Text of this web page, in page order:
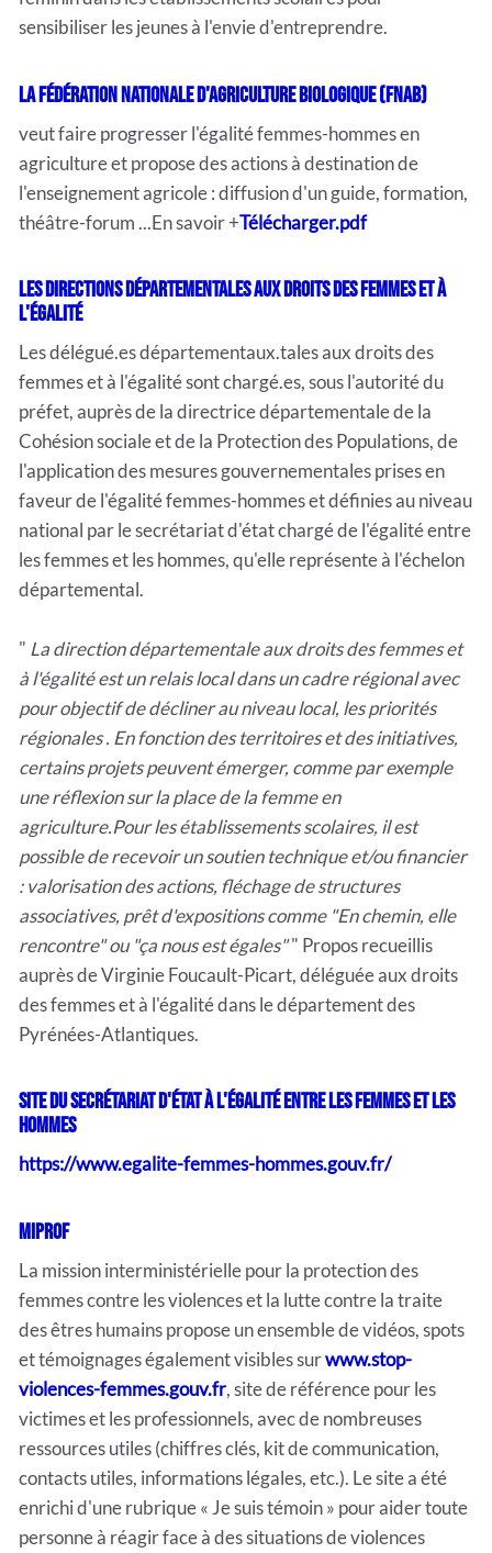
sensibiliser les jeunes à l'envie d'entreprendre.
La Fédération Nationale d'Agriculture Biologique (FNAB)
veut faire progresser l'égalité femmes-hommes en
agriculture et propose des actions à destination de
l'enseignement agricole : diffusion d'un guide, formation,
théâtre-forum ...En savoir +Télécharger.pdf
Les directions départementales aux droits des femmes et à
l'égalité
Les délégué.es départementaux.tales aux droits des
femmes et à l'égalité sont chargé.es, sous l'autorité du
préfet, auprès de la directrice départementale de la
Cohésion sociale et de la Protection des Populations, de
l'application des mesures gouvernementales prises en
faveur de l'égalité femmes-hommes et définies au niveau
national par le secrétariat d'état chargé de l'égalité entre
les femmes et les hommes, qu'elle représente à l'échelon
départemental.
" La direction départementale aux droits des femmes et
à l'égalité est un relais local dans un cadre régional avec
pour objectif de décliner au niveau local, les priorités
régionales . En fonction des territoires et des initiatives,
certains projets peuvent émerger, comme par exemple
une réflexion sur la place de la femme en
agriculture.Pour les établissements scolaires, il est
possible de recevoir un soutien technique et/ou financier
: valorisation des actions, fléchage de structures
associatives, prêt d'expositions comme "En chemin, elle
rencontre" ou "ça nous est égales"" Propos recueillis
auprès de Virginie Foucault-Picart, déléguée aux droits
des femmes et à l'égalité dans le département des
Pyrénées-Atlantiques.
Site du secrétariat d'état à l'égalité entre les femmes et les
hommes
https://www.egalite-femmes-hommes.gouv.fr/
MIPROF
La mission interministérielle pour la protection des
femmes contre les violences et la lutte contre la traite
des êtres humains propose un ensemble de vidéos, spots
et témoignages également visibles surwww.stop-
violences-femmes.gouv.fr, site de référence pour les
victimes et les professionnels, avec de nombreuses
ressources utiles (chiffres clés, kit de communication,
contacts utiles, informations légales, etc.). Le site a été
enrichi d'une rubrique « Je suis témoin » pour aider toute
personne à réagir face à des situations de violences